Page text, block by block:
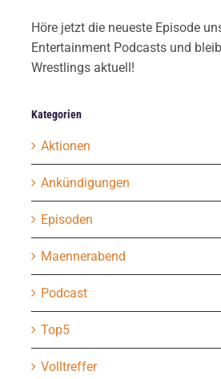
Höre jetzt die neueste Episode
Entertainment Podcasts und
Wrestlings aktuell!
Kategorien
Aktionen
Ankündigungen
Episoden
Maennerabend
Podcast
Top5
Volltreffer